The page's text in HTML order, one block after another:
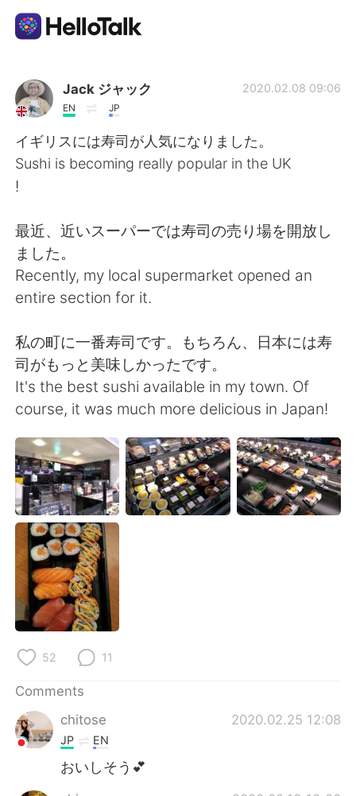
Language Exchange App
AI Grammar Checker
English
简体中文 繁體中文
Español العربية
日本語 한국어
Русский
Indonesia Italiano
Türkçe Tiếng Việt
Português
Jack ジャック
EN JP
2020.02.08 09:06
イギリスには寿司が人気になりました。
Sushi is becoming really popular in the UK
!
最近、近いスーパーでは寿司の売り場を開放し
ました。
Recently, my local supermarket opened an
entire section for it.
私の町に一番寿司です。もちろん、日本には寿
司がもっと美味しかったです。
It's the best sushi available in my town. Of
course, it was much more delicious in Japan!
52 11
Comments
chitose
2020.02.25 12:08
JP EN
おいしそう💕